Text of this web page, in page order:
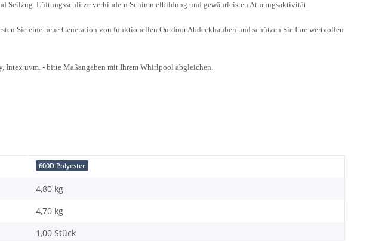
Seilzug. Lüftungsschlitze verhindern Schimmelbildung und gewährleisten Atmungsaktivität.
Sie eine neue Generation von funktionellen Outdoor Abdeckhauben und schützen Sie Ihre wertvollen
Intex uvm. - bitte Maßangaben mit Ihrem Whirlpool abgleichen.
600D Polyester
4,80 kg
4,70 kg
1,00 Stück